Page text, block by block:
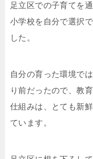
足立区での子育てを
小学校を自分で選択
した。
自分の育った環境で
り前だったので、教
仕組みは、とても新
ています。